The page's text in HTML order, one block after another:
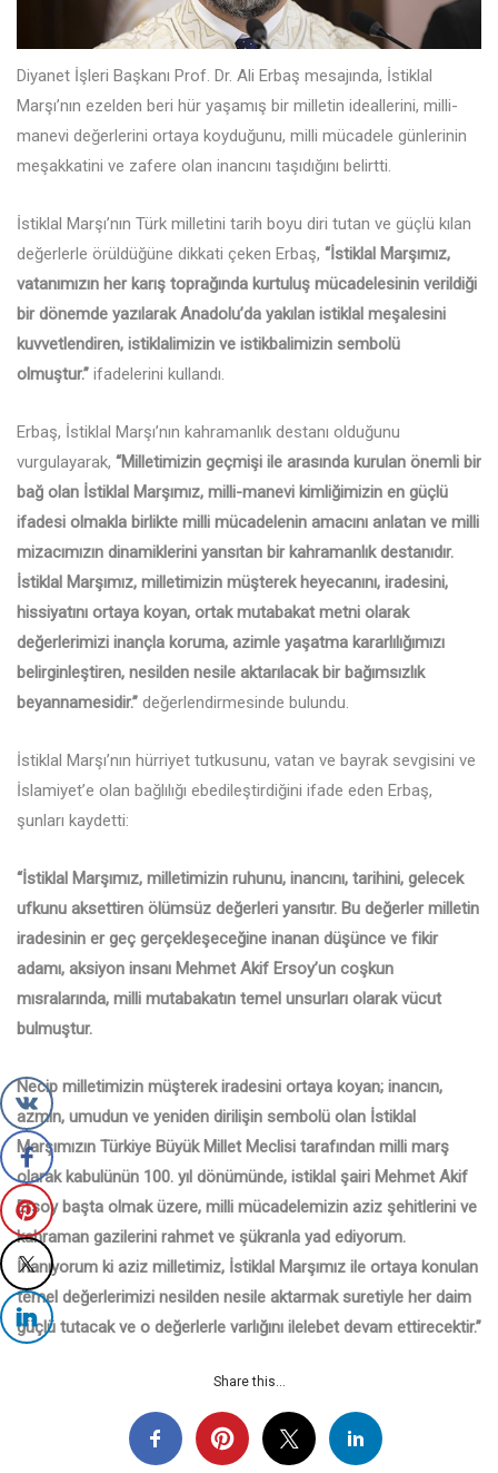
Diyanet İşleri Başkanı Prof. Dr. Ali Erbaş mesajında, İstiklal
Marşı’nın ezelden beri hür yaşamış bir milletin ideallerini, milli-
manevi değerlerini ortaya koyduğunu, milli mücadele günlerinin
meşakkatini ve zafere olan inancını taşıdığını belirtti.
İstiklal Marşı’nın Türk milletini tarih boyu diri tutan ve güçlü kılan
değerlerle örüldüğüne dikkati çeken Erbaş, “İstiklal Marşımız,
vatanımızın her karış toprağında kurtuluş mücadelesinin verildiği
bir dönemde yazılarak Anadolu’da yakılan istiklal meşalesini
kuvvetlendiren, istiklalimizin ve istikbalimizin sembolü
olmuştur.” ifadelerini kullandı.
Erbaş, İstiklal Marşı’nın kahramanlık destanı olduğunu
vurgulayarak, “Milletimizin geçmişi ile arasında kurulan önemli bir
bağ olan İstiklal Marşımız, milli-manevi kimliğimizin en güçlü
ifadesi olmakla birlikte milli mücadelenin amacını anlatan ve milli
mizacımızın dinamiklerini yansıtan bir kahramanlık destanıdır.
İstiklal Marşımız, milletimizin müşterek heyecanını, iradesini,
hissiyatını ortaya koyan, ortak mutabakat metni olarak
değerlerimizi inançla koruma, azimle yaşatma kararlılığımızı
belirginleştiren, nesilden nesile aktarılacak bir bağımsızlık
beyannamesidir.” değerlendirmesinde bulundu.
İstiklal Marşı’nın hürriyet tutkusunu, vatan ve bayrak sevgisini ve
İslamiyet’e olan bağlılığı ebedileştirdiğini ifade eden Erbaş,
şunları kaydetti:
“İstiklal Marşımız, milletimizin ruhunu, inancını, tarihini, gelecek
ufkunu aksettiren ölümsüz değerleri yansıtır. Bu değerler milletin
iradesinin er geç gerçekleşeceğine inanan düşünce ve fikir
adamı, aksiyon insanı Mehmet Akif Ersoy’un coşkun
mısralarında, milli mutabakatın temel unsurları olarak vücut
bulmuştur.
Necip milletimizin müşterek iradesini ortaya koyan; inancın,
azmin, umudun ve yeniden dirilişin sembolü olan İstiklal
Marşımızın Türkiye Büyük Millet Meclisi tarafından milli marş
olarak kabulünün 100. yıl dönümünde, istiklal şairi Mehmet Akif
Ersoy başta olmak üzere, milli mücadelemizin aziz şehitlerini ve
kahraman gazilerini rahmet ve şükranla yad ediyorum.
İnanıyorum ki aziz milletimiz, İstiklal Marşımız ile ortaya konulan
temel değerlerimizi nesilden nesile aktarmak suretiyle her daim
güçlü tutacak ve o değerlerle varlığını ilelebet devam ettirecektir.”
Share this...